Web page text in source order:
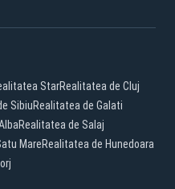
StarRealitatea de Cluj
SibiuRealitatea de Galati
Realitatea de Salaj
MareRealitatea de Hunedoara